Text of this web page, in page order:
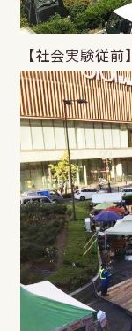
【社会実験従前】